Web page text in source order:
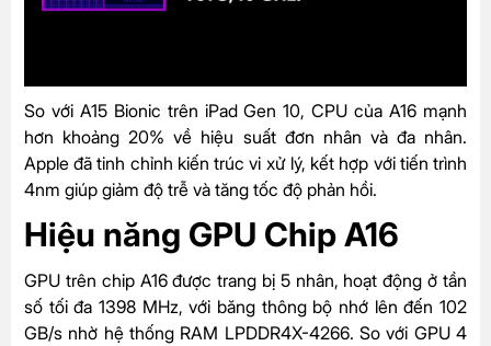
So với A15 Bionic trên iPad Gen 10, CPU của A16 mạnh
hơn khoảng 20% về hiệu suất đơn nhân và đa nhân.
Apple đã tinh chỉnh kiến trúc vi xử lý, kết hợp với tiến trình
4nm giúp giảm độ trễ và tăng tốc độ phản hồi.
Hiệu năng GPU Chip A16
GPU trên chip A16 được trang bị 5 nhân, hoạt động ở tần
số tối đa 1398 MHz, với băng thông bộ nhớ lên đến 102
GB/s nhờ hệ thống RAM LPDDR4X-4266. So với GPU 4